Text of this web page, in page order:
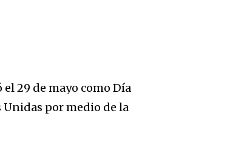
29 de mayo como Día
por medio de la